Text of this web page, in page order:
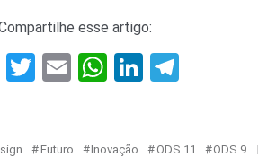
esse artigo:
Facebook
Twitter
EmailWhatsApp
LinkedIn
Futuro Inovação ODS 11 ODS 9